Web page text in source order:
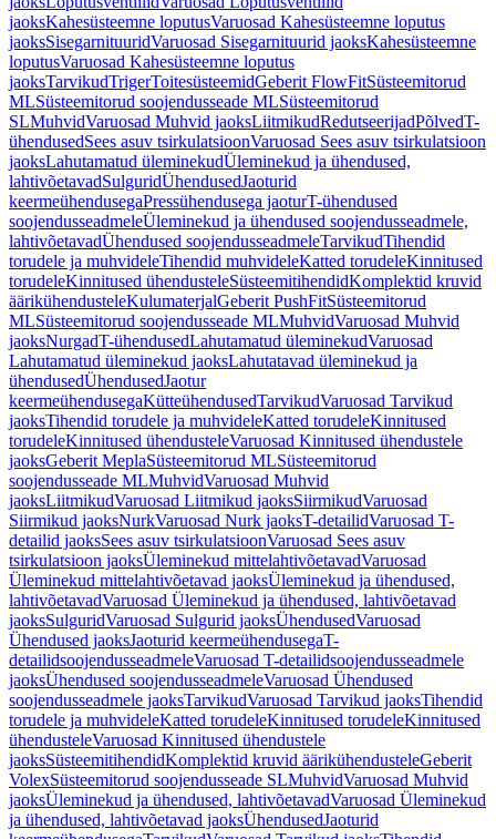
jaoksKahesüsteemne loputusVaruosad Kahesüsteemne loputus
jaoksSisegarnituuridVaruosad Sisegarnituurid jaoksKahesüsteemne
loputusVaruosad Kahesüsteemne loputus
jaoksTarvikudTrigerToitesüsteemidGeberit FlowFitSüsteemitorud
MLSüsteemitorud soojendusseade MLSüsteemitorud
SLMuhvidVaruosad Muhvid jaoksLiitmikudRedutseerijadPõlvedT-
ühendusedSees asuv tsirkulatsioonVaruosad Sees asuv tsirkulatsioon
jaoksLahutamatud üleminekudÜleminekud ja ühendused,
lahtivõetavadSulguridÜhendusedJaoturid
keermeühendusegaPressühendusega jaoturT-ühendused
soojendusseadmeleÜleminekud ja ühendused soojendusseadmele,
lahtivõetavadÜhendused soojendusseadmeleTarvikudTihendid
torudele ja muhvideleTihendid muhvideleKatted torudeleKinnitused
torudeleKinnitused ühendusteleSüsteemitihendidKomplektid kruvid
äärikühendusteleKulumaterjalGeberit PushFitSüsteemitorud
MLSüsteemitorud soojendusseade MLMuhvidVaruosad Muhvid
jaoksNurgadT-ühendusedLahutamatud üleminekudVaruosad
Lahutamatud üleminekud jaoksLahutatavad üleminekud ja
ühendusedÜhendusedJaotur
keermeühendusegaKütteühendusedTarvikudVaruosad Tarvikud
jaoksTihendid torudele ja muhvideleKatted torudeleKinnitused
torudeleKinnitused ühendusteleVaruosad Kinnitused ühendustele
jaoksGeberit MeplaSüsteemitorud MLSüsteemitorud
soojendusseade MLMuhvidVaruosad Muhvid
jaoksLiitmikudVaruosad Liitmikud jaoksSiirmikudVaruosad
Siirmikud jaoksNurkVaruosad Nurk jaoksT-detailidVaruosad T-
detailid jaoksSees asuv tsirkulatsioonVaruosad Sees asuv
tsirkulatsioon jaoksÜleminekud mittelahtivõetavadVaruosad
Üleminekud mittelahtivõetavad jaoksÜleminekud ja ühendused,
lahtivõetavadVaruosad Üleminekud ja ühendused, lahtivõetavad
jaoksSulguridVaruosad Sulgurid jaoksÜhendusedVaruosad
Ühendused jaoksJaoturid keermeühendusegaT-
detailidsoojendusseadmeleVaruosad T-detailidsoojendusseadmele
jaoksÜhendused soojendusseadmeleVaruosad Ühendused
soojendusseadmele jaoksTarvikudVaruosad Tarvikud jaoksTihendid
torudele ja muhvideleKatted torudeleKinnitused torudeleKinnitused
ühendusteleVaruosad Kinnitused ühendustele
jaoksSüsteemitihendidKomplektid kruvid äärikühendusteleGeberit
VolexSüsteemitorud soojendusseade SLMuhvidVaruosad Muhvid
jaoksÜleminekud ja ühendused, lahtivõetavadVaruosad Üleminekud
ja ühendused, lahtivõetavad jaoksÜhendusedJaoturid